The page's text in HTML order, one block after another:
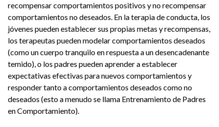
recompensar comportamientos positivos y no recompensar
comportamientos no deseados. En la terapia de conducta, los
jóvenes pueden establecer sus propias metas y recompensas,
los terapeutas pueden modelar comportamientos deseados
(como un cuerpo tranquilo en respuesta a un desencadenante
temido), o los padres pueden aprender a establecer
expectativas efectivas para nuevos comportamientos y
responder tanto a comportamientos deseados como no
deseados (esto a menudo se llama Entrenamiento de Padres
en Comportamiento).